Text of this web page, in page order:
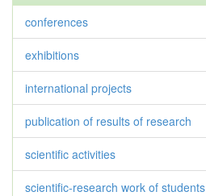
conferences
exhibitions
international projects
publication of results of research
scientific activities
scientific-research work of students